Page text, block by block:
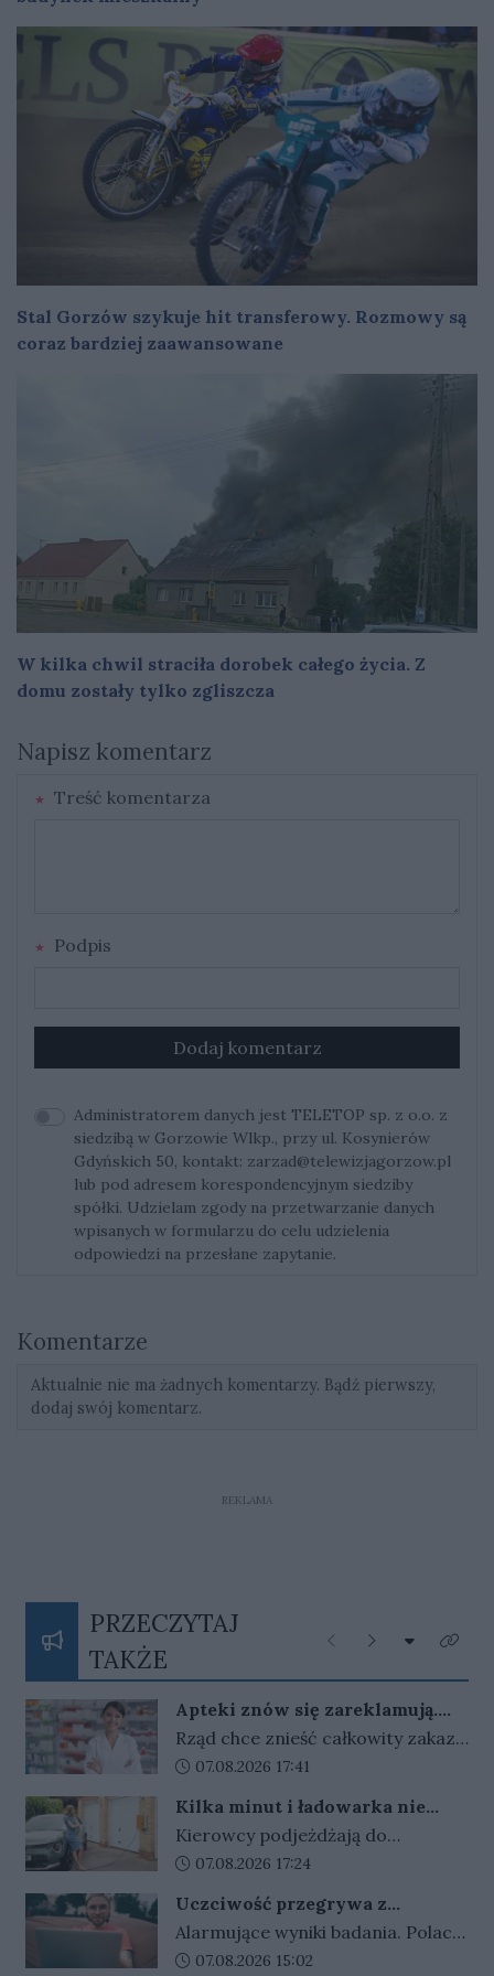
Stal Gorzów szykuje hit transferowy. Rozmowy są
coraz bardziej zaawansowane
W kilka chwil straciła dorobek całego życia. Z
domu zostały tylko zgliszcza
Napisz komentarz
Treść komentarza
Podpis
Dodaj komentarz
Administratorem danych jest TELETOP sp. z o.o. z
siedzibą w Gorzowie Wlkp., przy ul. Kosynierów
Gdyńskich 50, kontakt: zarzad@telewizjagorzow.pl
lub pod adresem korespondencyjnym siedziby
spółki. Udzielam zgody na przetwarzanie danych
wpisanych w formularzu do celu udzielenia
odpowiedzi na przesłane zapytanie.
Komentarze
Aktualnie nie ma żadnych komentarzy. Bądź pierwszy,
dodaj swój komentarz.
REKLAMA
PRZECZYTAJ
TAKŻE
Poprzednie
Następne
Rozwiń
Kliknij
Apteki znów się zareklamują.
Ale nie bez ograniczeń
Rząd chce znieść całkowity zakaz
reklamy aptek. Nadal jednak
lojalnościowe, presja zakupowa i
udział dzieci.
Data dodania artykułu:
07.08.2026 17:41
Kilka minut i ładowarka nie
działa. Złodzieje znaleźli sposób
na szybki zarobek kosztem
kierowców
Kierowcy podjeżdżają do
ładowarek i zamiast przewodów
kabli stają się plagą, a straty
operatorów sięgają dziesiątek
tysięcy złotych.
Data dodania artykułu:
07.08.2026 17:24
Uczciwość przegrywa z
pieniędzmi. Tak tłumaczymy
finansowe przekręty
Alarmujące wyniki badania. Polacy
coraz częściej przymykają oko na
Data dodania artykułu:
07.08.2026 15:02